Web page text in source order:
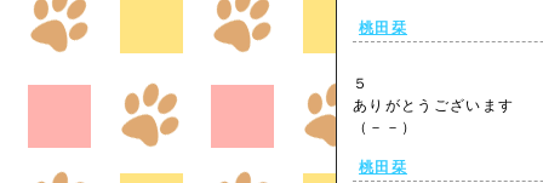
桃田栞
５
ありがとうございます
（－－）
桃田栞